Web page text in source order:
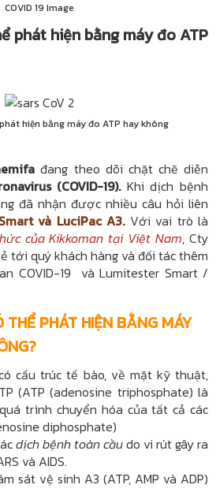
COVID 19 Image
phát hiện bằng máy đo ATP
hiện bằng máy đo ATP hay không
đang theo dõi chặt chẽ diễn
(COVID-19).Khi dịch bệnh
đã nhận được nhiều câu hỏi liên
và LuciPac A3. Với vai trò là
của Kikkoman tại Việt Nam, Cty
tới quý khách hàng và đối tác thêm
COVID-19 và Lumitester Smart /
THỂ PHÁT HIỆN BẰNG MÁY
trúc tế bào, về mặt kỹ thuật,
(ATP (adenosine triphosphate) là
trình chuyển hóa của tất cả các
diphosphate)
dịch bệnh toàn cầudo vi rút gây ra
và AIDS.
vệ sinh A3 (ATP, AMP và ADP)